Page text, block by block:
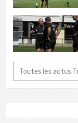
Toutes les actus